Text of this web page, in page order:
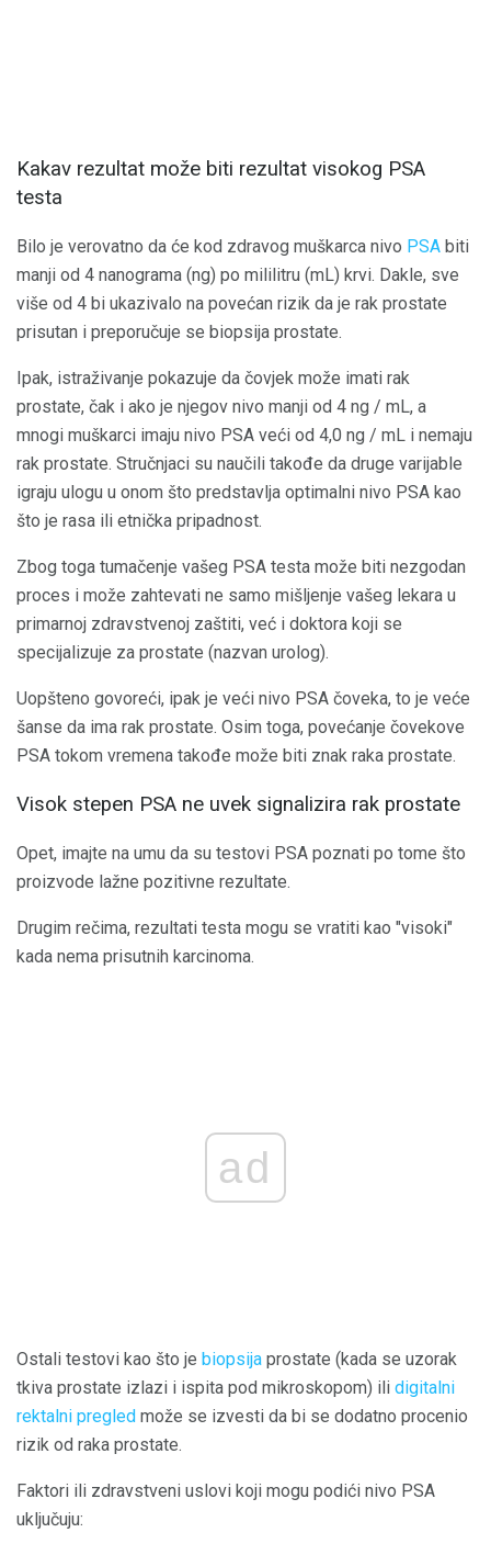
Kakav rezultat može biti rezultat visokog PSA
testa
Bilo je verovatno da će kod zdravog muškarca nivo PSA biti
manji od 4 nanograma (ng) po mililitru (mL) krvi. Dakle, sve
više od 4 bi ukazivalo na povećan rizik da je rak prostate
prisutan i preporučuje se biopsija prostate.
Ipak, istraživanje pokazuje da čovjek može imati rak
prostate, čak i ako je njegov nivo manji od 4 ng / mL, a
mnogi muškarci imaju nivo PSA veći od 4,0 ng / mL i nemaju
rak prostate. Stručnjaci su naučili takođe da druge varijable
igraju ulogu u onom što predstavlja optimalni nivo PSA kao
što je rasa ili etnička pripadnost.
Zbog toga tumačenje vašeg PSA testa može biti nezgodan
proces i može zahtevati ne samo mišljenje vašeg lekara u
primarnoj zdravstvenoj zaštiti, već i doktora koji se
specijalizuje za prostate (nazvan urolog).
Uopšteno govoreći, ipak je veći nivo PSA čoveka, to je veće
šanse da ima rak prostate. Osim toga, povećanje čovekove
PSA tokom vremena takođe može biti znak raka prostate.
Visok stepen PSA ne uvek signalizira rak prostate
Opet, imajte na umu da su testovi PSA poznati po tome što
proizvode lažne pozitivne rezultate.
Drugim rečima, rezultati testa mogu se vratiti kao "visoki"
kada nema prisutnih karcinoma.
ad
Ostali testovi kao što je biopsija prostate (kada se uzorak
tkiva prostate izlazi i ispita pod mikroskopom) ili digitalni
rektalni pregled može se izvesti da bi se dodatno procenio
rizik od raka prostate.
Faktori ili zdravstveni uslovi koji mogu podići nivo PSA
uključuju: